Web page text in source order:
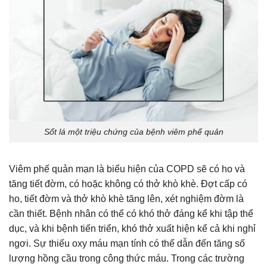
Sốt lá một triệu chứng của bệnh viêm phế quản
Viêm phế quản mạn là biểu hiện của COPD sẽ có ho và
tăng tiết đờm, có hoặc không có thở khò khè. Đợt cấp có
ho, tiết đờm và thở khò khè tăng lên, xét nghiệm đờm là
cần thiết. Bệnh nhân có thể có khó thở đáng kể khi tập thể
dục, và khi bệnh tiến triển, khó thở xuất hiện kể cả khi nghỉ
ngơi. Sự thiếu oxy máu mạn tính có thể dẫn đến tăng số
lượng hồng cầu trong công thức máu. Trong các trường